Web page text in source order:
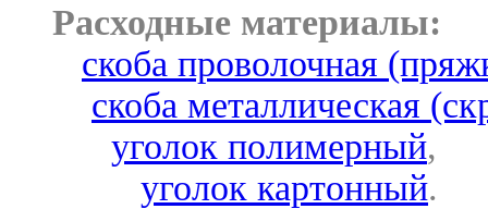
Расходные материалы:
скоба проволочная
скоба металлическая
уголок полимерный,
уголок картонный.